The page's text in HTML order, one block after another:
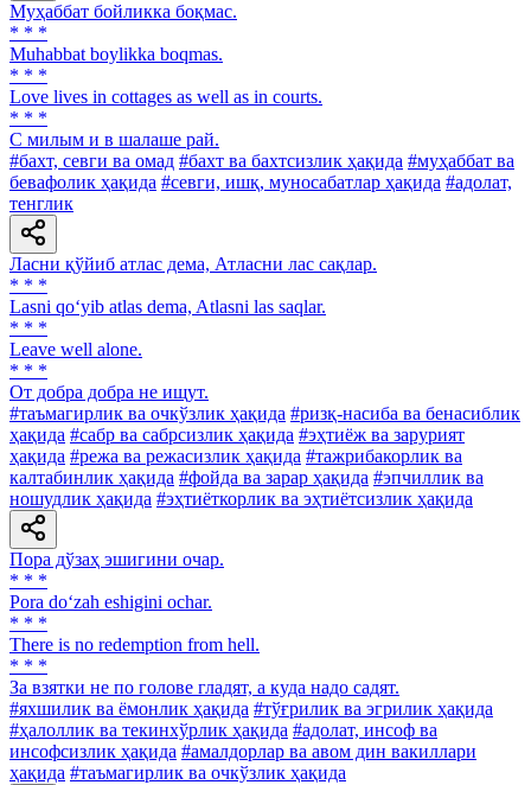
Муҳаббат бойликка боқмас.
* * *
Muhabbat boylikka boqmas.
* * *
Love lives in cottages as well as in courts.
* * *
С милым и в шалаше рай.
#бахт, севги ва омад #бахт ва бахтсизлик ҳақида #муҳаббат ва
бевафолик ҳақида #севги, ишқ, муносабатлар ҳақида #адолат,
тенглик
Ласни қўйиб атлас дема, Атласни лас сақлар.
* * *
Lasni qo‘yib atlas dema, Atlasni las saqlar.
* * *
Leave well alone.
* * *
От добра добра не ищут.
#таъмагирлик ва очкўзлик ҳақида #ризқ-насиба ва бенасиблик
ҳақида #сабр ва сабрсизлик ҳақида #эҳтиёж ва зарурият
ҳақида #режа ва режасизлик ҳақида #тажрибакорлик ва
калтабинлик ҳақида #фойда ва зарар ҳақида #эпчиллик ва
ношудлик ҳақида #эҳтиёткорлик ва эҳтиётсизлик ҳақида
Пора дўзаҳ эшигини очар.
* * *
Pora do‘zah eshigini ochar.
* * *
There is no redemption from hell.
* * *
За взятки не по голове гладят, а куда надо садят.
#яхшилик ва ёмонлик ҳақида #тўғрилик ва эгрилик ҳақида
#ҳалоллик ва текинхўрлик ҳақида #адолат, инсоф ва
инсофсизлик ҳақида #амалдорлар ва авом дин вакиллари
ҳақида #таъмагирлик ва очкўзлик ҳақида